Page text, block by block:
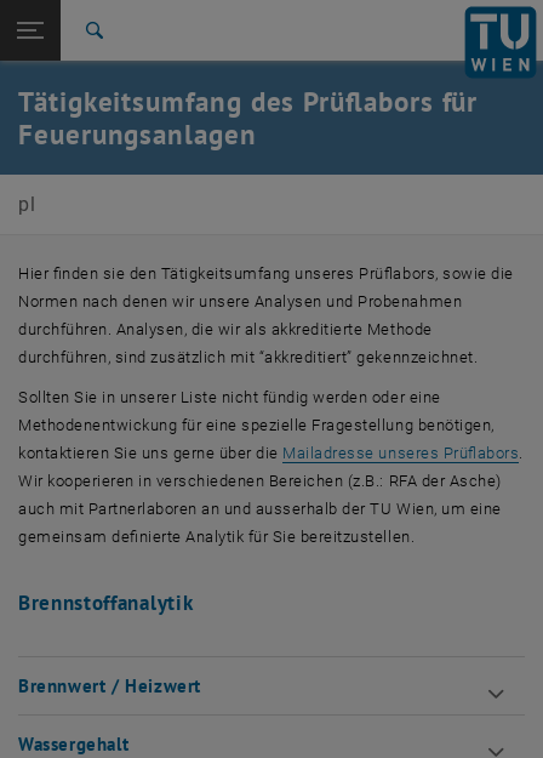
TU Login
Zur 1. Menü Ebene
E166-07-1 Staatlich akkreditiertes und notifiziertes
Prüflabor für Feuerungsanlagen
Zurück zur letzten Ebene:
E166-07-1 Staatlich akkreditiertes
Tätigkeitsumfang des Prüflabors für
Feuerungsanlagen
pl
Hier finden sie den Tätigkeitsumfang unseres Prüflabors, sowie die
Normen nach denen wir unsere Analysen und Probenahmen
durchführen. Analysen, die wir als akkreditierte Methode
durchführen, sind zusätzlich mit “akkreditiert” gekennzeichnet.
Sollten Sie in unserer Liste nicht fündig werden oder eine
Methodenentwickung für eine spezielle Fragestellung benötigen,
kontaktieren Sie uns gerne über die Mailadresse unseres Prüflabors.
Wir kooperieren in verschiedenen Bereichen (z.B.: RFA der Asche)
auch mit Partnerlaboren an und ausserhalb der TU Wien, um eine
gemeinsam definierte Analytik für Sie bereitzustellen.
Brennstoffanalytik
Brennwert / Heizwert
Wassergehalt